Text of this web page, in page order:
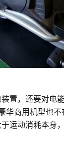
置，还要对
商用机型也不
动消耗本身